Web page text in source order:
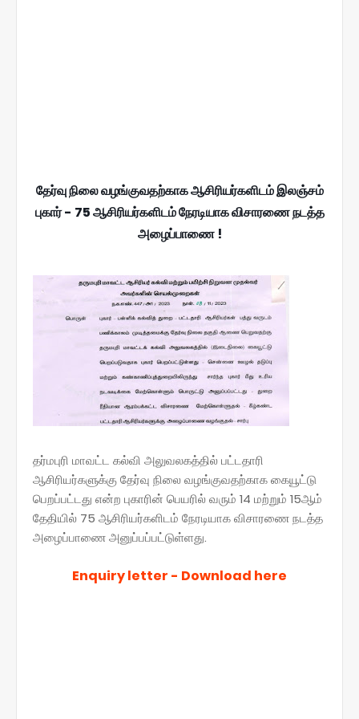
தேர்வு நிலை வழங்குவதற்காக ஆசிரியர்களிடம் இலஞ்சம்
புகார் - 75 ஆசிரியர்களிடம் நேரடியாக விசாரணை நடத்த
அழைப்பாணை !
தர்மபுரி மாவட்ட கல்வி அலுவலகத்தில் பட்டதாரி
ஆசிரியர்களுக்கு தேர்வு நிலை வழங்குவதற்காக கையூட்டு
பெறப்பட்டது என்ற புகாரின் பெயரில் வரும் 14 மற்றும் 15ஆம்
தேதியில் 75 ஆசிரியர்களிடம் நேரடியாக விசாரணை நடத்த
அழைப்பாணை அனுப்பப்பட்டுள்ளது.
Enquiry letter - Download here